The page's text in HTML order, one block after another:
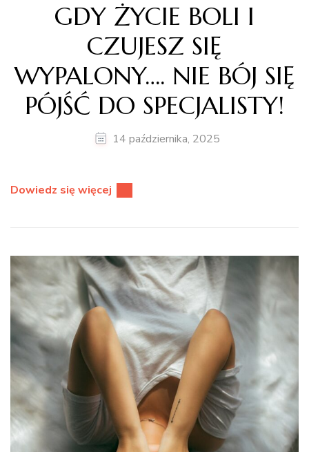
GDY ŻYCIE BOLI I
CZUJESZ SIĘ
WYPALONY…. NIE BÓJ SIĘ
PÓJŚĆ DO SPECJALISTY!
14 października, 2025
Dowiedz się więcej